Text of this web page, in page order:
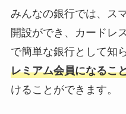
みんなの銀行では、ス
開設ができ、カードレ
で簡単な銀行として知
レミアム会員になるこ
けることができます。